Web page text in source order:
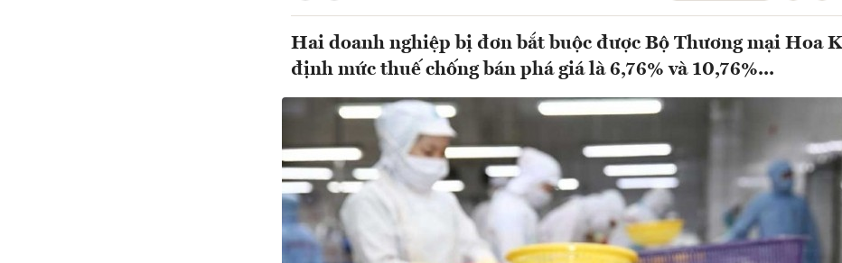
Hai doanh nghiệp bị đơn bắt buộc được Bộ Thương mại Hoa
định mức thuế chống bán phá giá là 6,76% và 10,76%...